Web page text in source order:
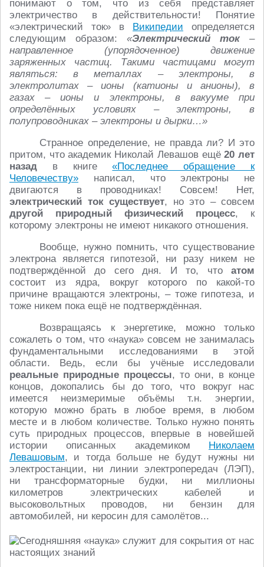
понимают о том, что из себя представляет
электричество в действительности! Понятие
«электрический ток» в
Википедии определяется
следующим образом: «Электрический ток –
направленное (упорядоченное) движение
заряженных частиц. Такими частицами могут
являться: в металлах – электроны, в
электролитах – ионы (катионы и анионы), в
газах – ионы и электроны, в вакууме при
определённых условиях – электроны, в
полупроводниках – электроны и дырки…»
Странное определение, не правда ли? И это
притом, что академик Николай Левашов ещё20 лет
назад в книге«Последнее обращение к
Человечеству» написал, что электроны не
двигаются в проводниках! Совсем! Нет,
электрический ток существует, но это – совсем
другой природный физический процесс, к
которому электроны не имеют никакого отношения.
Вообще, нужно помнить, что существование
электрона является гипотезой, ни разу никем не
подтверждённой до сего дня. И то, что атом
состоит из ядра, вокруг которого по какой-то
причине вращаются электроны, – тоже гипотеза, и
тоже никем пока ещё не подтверждённая.
Возвращаясь к энергетике, можно только
сожалеть о том, что «наука» совсем не занималась
фундаментальными исследованиями в этой
области. Ведь, если бы учёные исследовали
реальные природные процессы, то они, в конце
концов, докопались бы до того, что вокруг нас
имеется неизмеримые объёмы т.н. энергии,
которую можно брать в любое время, в любом
месте и в любом количестве. Только нужно понять
суть природных процессов, впервые в новейшей
истории описанных академиком
Николаем
Левашовым, и тогда больше не будут нужны ни
электростанции, ни линии электропередач (ЛЭП),
ни трансформаторные будки, ни миллионы
километров электрических кабелей и
высоковольтных проводов, ни бензин для
автомобилей, ни керосин для самолётов...